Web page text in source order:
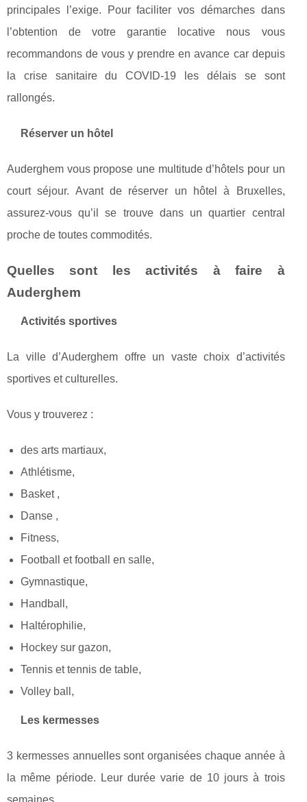
principales l’exige. Pour faciliter vos démarches dans
l’obtention de votre garantie locative nous vous
recommandons de vous y prendre en avance car depuis
la crise sanitaire du COVID-19 les délais se sont
rallongés.
Réserver un hôtel
Auderghem vous propose une multitude d’hôtels pour un
court séjour. Avant de réserver un hôtel à Bruxelles,
assurez-vous qu’il se trouve dans un quartier central
proche de toutes commodités.
Quelles sont les activités à faire à
Auderghem
Activités sportives
La ville d’Auderghem offre un vaste choix d’activités
sportives et culturelles.
Vous y trouverez :
des arts martiaux,
Athlétisme,
Basket ,
Danse ,
Fitness,
Football et football en salle,
Gymnastique,
Handball,
Haltérophilie,
Hockey sur gazon,
Tennis et tennis de table,
Volley ball,
Les kermesses
3 kermesses annuelles sont organisées chaque année à
la même période. Leur durée varie de 10 jours à trois